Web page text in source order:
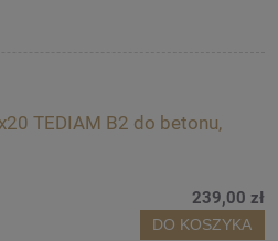
TEDIAM B2 do betonu,
239,00 zł
DO KOSZYKA